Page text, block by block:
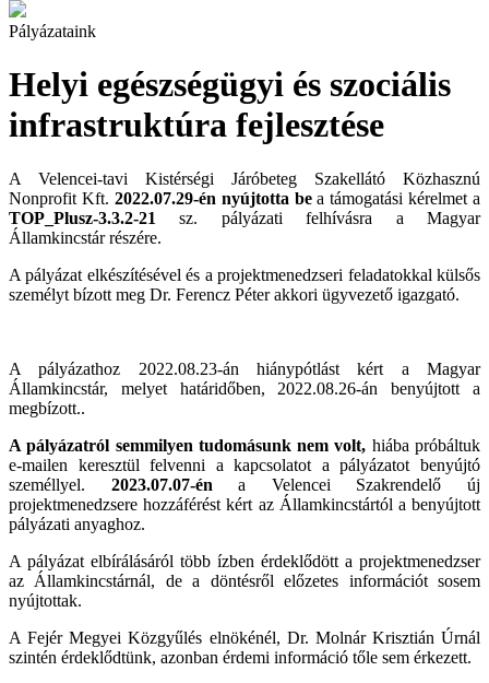
Pályázataink
Helyi egészségügyi és szociális
infrastruktúra fejlesztése
A Velencei-tavi Kistérségi Járóbeteg Szakellátó Közhasznú
Nonprofit Kft. 2022.07.29-én nyújtotta bea támogatási kérelmet a
TOP_Plusz-3.3.2-21
sz. pályázati felhívásra a Magyar
Államkincstár részére.
A pályázat elkészítésével és a projektmenedzseri feladatokkal külsős
személyt bízott meg Dr. Ferencz Péter akkori ügyvezető igazgató.
A pályázathoz 2022.08.23-án hiánypótlást kért a Magyar
Államkincstár, melyet határidőben, 2022.08.26-án benyújtott a
megbízott..
A pályázatról semmilyen tudomásunk nem volt, hiába próbáltuk
e-mailen keresztül felvenni a kapcsolatot a pályázatot benyújtó
személlyel. 2023.07.07-én a Velencei Szakrendelő új
projektmenedzsere hozzáférést kért az Államkincstártól a benyújtott
pályázati anyaghoz.
A pályázat elbírálásáról több ízben érdeklődött a projektmenedzser
az Államkincstárnál, de a döntésről előzetes információt sosem
nyújtottak.
A Fejér Megyei Közgyűlés elnökénél, Dr. Molnár Krisztián Úrnál
szintén érdeklődtünk, azonban érdemi információ tőle sem érkezett.